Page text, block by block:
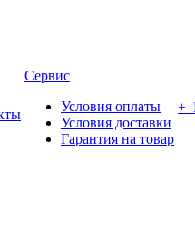
Сервис
Условия оплаты
Условия доставки
Гарантия на товар
+